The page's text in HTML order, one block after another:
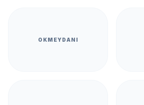
OKMEYDANI